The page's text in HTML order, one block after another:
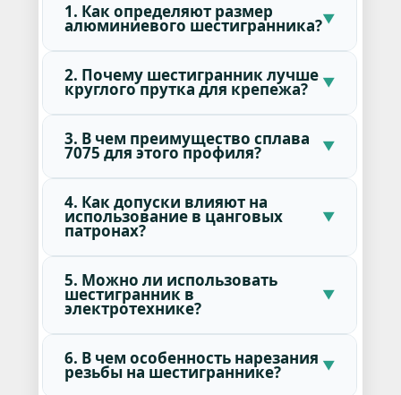
1. Как определяют размер
алюминиевого шестигранника?
2. Почему шестигранник лучше
круглого прутка для крепежа?
3. В чем преимущество сплава
7075 для этого профиля?
4. Как допуски влияют на
использование в цанговых
патронах?
5. Можно ли использовать
шестигранник в
электротехнике?
6. В чем особенность нарезания
резьбы на шестиграннике?